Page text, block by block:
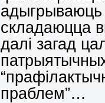
адыгрываюць
складаюцца
далі загад
праблем”…